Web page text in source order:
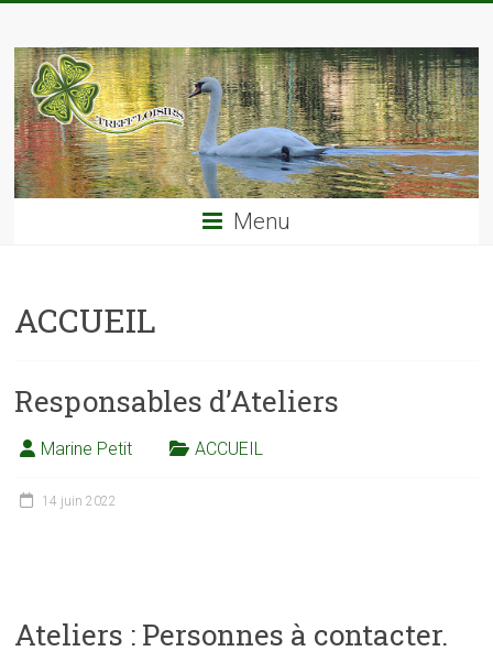
content
TREFF'LOISIRS
Menu
ACCUEIL
Responsables d’Ateliers
Marine Petit ACCUEIL
14 juin 2022
Ateliers : Personnes à contacter.